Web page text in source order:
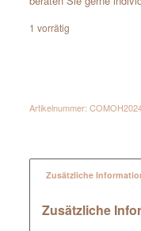
1 vorrätig
Artikelnummer:
Zusätzliche
Zusätzliche